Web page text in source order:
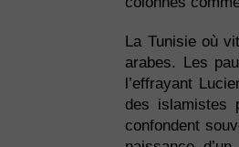
La Tunisie où
arabes. Les
l’effrayant
des islamistes
confondent